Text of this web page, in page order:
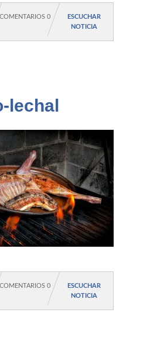
COMENTARIOS 0
ESCUCHAR
NOTICIA
lechal
COMENTARIOS 0
ESCUCHAR
NOTICIA